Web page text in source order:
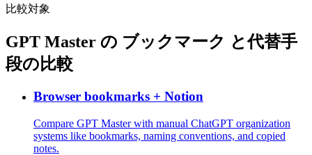
比較対象
GPT Master の ブックマーク と代替手
段の比較
Browser bookmarks + Notion
Compare GPT Master with manual ChatGPT organization
systems like bookmarks, naming conventions, and copied
notes.